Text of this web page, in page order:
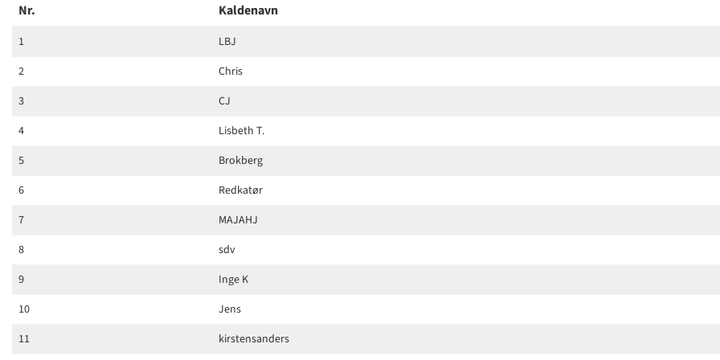
Nr. Kaldenavn
1
LBJ
2
Chris
3
CJ
4
Lisbeth T.
5
Brokberg
6
Redkatør
7
MAJAHJ
8
sdv
9
Inge K
10
Jens
11
kirstensanders